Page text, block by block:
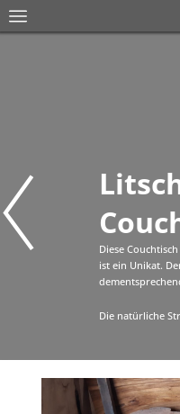
Diese
ist ein Unikat.
Die natürliche